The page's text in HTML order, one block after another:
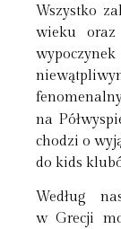
Wszystko
wieku oraz
na
chodzi o
do kids
Według
w Grecji